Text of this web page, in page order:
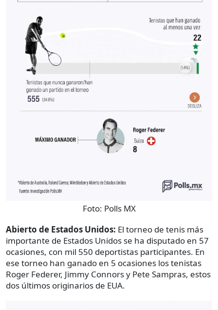
Foto: Polls MX
Abierto de Estados Unidos: El torneo de tenis más
importante de Estados Unidos se ha disputado en 57
ocasiones, con mil 550 deportistas participantes. En
ese torneo han ganado en 5 ocasiones los tenistas
Roger Federer, Jimmy Connors y Pete Sampras, estos
dos últimos originarios de EUA.